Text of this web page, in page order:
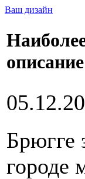
Ваш дизайн
описание
Брюгге
городе